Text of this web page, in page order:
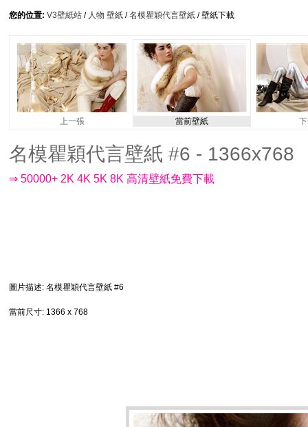
您的位置: V3壁紙站 / 人物 壁紙 /名模瞿穎代言壁紙 / 壁紙下載
上一張 當前壁紙
名模瞿穎代言壁紙 #6 - 1366x768
⇒ 50000+ 2K 4K 5K 8K 高清壁紙免費下載
圖片描述: 名模瞿穎代言壁紙 #6
當前尺寸: 1366 x 768